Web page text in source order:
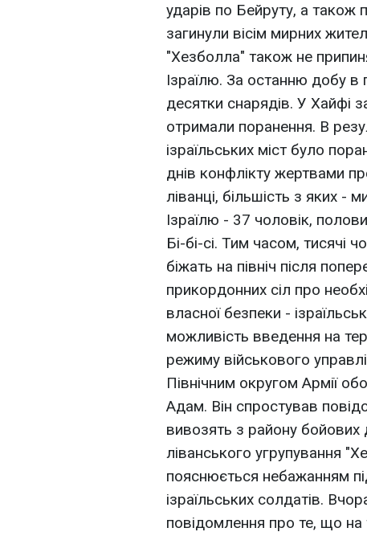
ударів по Бейруту, а також
загинули вісім мирних
"Хезболла" також не
Ізраїлю. За останню добу в
десятки снарядів. У Хайфі
отримали поранення. В
ізраїльських міст було
днів конфлікту жертвами
ліванці, більшість з яких -
Ізраїлю - 37 чоловік,
Бі-бі-сі. Тим часом, тисячі
біжать на північ після
прикордонних сіл про
власної безпеки -
можливість введення на
режиму військового
Північним округом Армії
Адам. Він спростував
вивозять з району бойових
ліванського угрупування
пояснюється небажанням
ізраїльських солдатів.
повідомлення про те, що